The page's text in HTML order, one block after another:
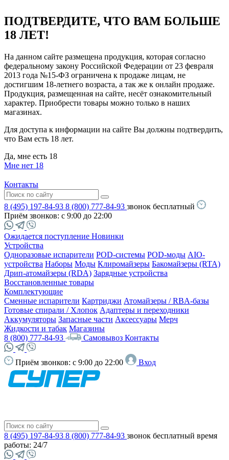
ПОДТВЕРДИТЕ, ЧТО ВАМ БОЛЬШЕ
18 ЛЕТ!
На данном сайте размещена продукция, которая согласно
федеральному закону Российской Федерации от 23 февраля
2013 года №15-ФЗ ограничена к продаже лицам, не
достигшим 18-летнего возраста, а так же к онлайн продаже.
Продукция, размещенная на сайте, несёт ознакомительный
характер. Приобрести товары можно только в наших
магазинах.
Для доступа к информации на сайте Вы должны подтвердить,
что Вам есть 18 лет.
Да, мне есть 18
Мне нет 18
Контакты
8 (495) 197-84-93 8 (800) 777-84-93 звонок бесплатный
Приём звонков: с 9:00 до 22:00
Ожидается поступление Новинки
Устройства
Одноразовые испарители POD-системы POD-моды AIO-
устройства Наборы Моды Клиромайзеры Бакомайзеры (RTA)
Дрип-атомайзеры (RDA) Зарядные устройства
Восстановленные товары
Комплектующие
Сменные испарители Картриджи Атомайзеры / RBA-базы
Готовые спирали / Хлопок Адаптеры и переходники
Аккумуляторы Запасные части Аксессуары Мерч
Жидкости и табак Магазины
8 (800) 777-84-93
Самовывоз Контакты
Приём звонков: с 9:00 до 22:00 Вход
8 (495) 197-84-93 8 (800) 777-84-93 звонок бесплатный время
работы: 24/7